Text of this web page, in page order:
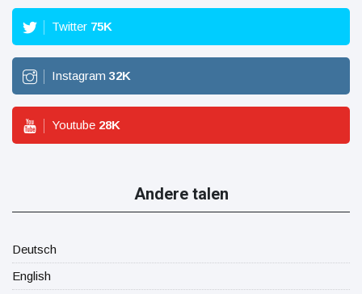
Twitter 75K
Instagram 32K
Youtube 28K
Andere talen
Deutsch
English